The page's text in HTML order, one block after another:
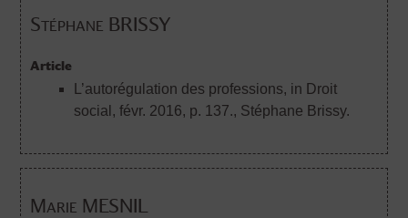
Stéphane BRISSY
Article
L’autorégulation des professions, in Droit
social, févr. 2016, p. 137., Stéphane Brissy.
Marie MESNIL